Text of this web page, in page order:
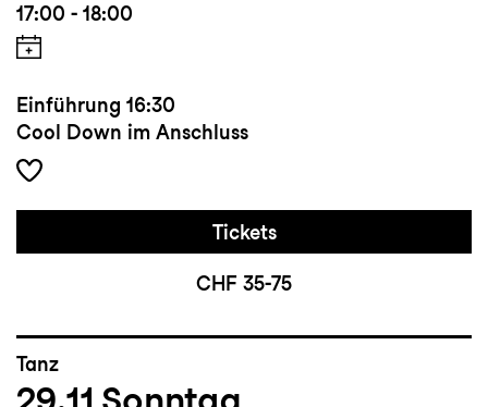
17:00 - 18:00
Einführung 16:30
Cool Down im Anschluss
Tickets
CHF 35-75
Tanz